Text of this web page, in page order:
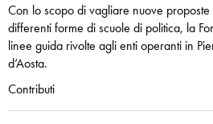
Con lo scopo di vagliare nuove
differenti forme di scuole di politica, la
linee guida rivolte agli enti operanti in
d’Aosta.
Contributi